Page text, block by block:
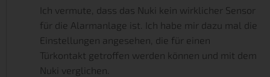
Ich vermute, dass das Nuki kein wirklicher Sensor
für die Alarmanlage ist. Ich habe mir dazu mal die
Einstellungen angesehen, die für einen
Türkontakt getroffen werden können und mit dem
Nuki verglichen.